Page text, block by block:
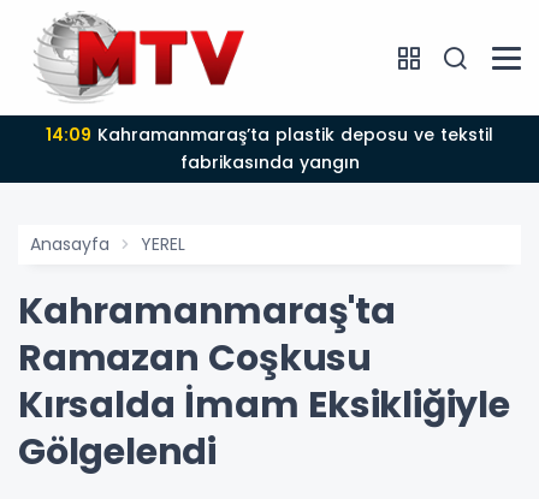
14:09
fabrikasında yangın
Anasayfa YEREL
Kahramanmaraş'ta
Ramazan Coşkusu
Kırsalda İmam Eksikliğiyle
Gölgelendi